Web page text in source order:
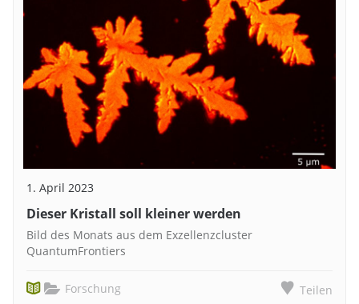
1. April 2023
Dieser Kristall soll kleiner werden
Bild des Monats aus dem Exzellenzcluster
QuantumFrontiers
Forschung Teilen